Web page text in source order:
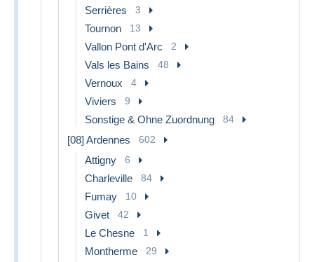
Serrières 3
Tournon 13
Vallon Pont d'Arc 2
Vals les Bains 48
Vernoux 4
Viviers 9
Sonstige & Ohne Zuordnung 84
[08] Ardennes 602
Attigny 6
Charleville 84
Fumay 10
Givet 42
Le Chesne 1
Montherme 29